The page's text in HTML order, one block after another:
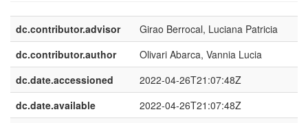
dc.contributor.advisor
Girao Berrocal, Luciana Patricia
dc.contributor.author
Olivari Abarca, Vannia Lucia
dc.date.accessioned
2022-04-26T21:07:48Z
dc.date.available
2022-04-26T21:07:48Z